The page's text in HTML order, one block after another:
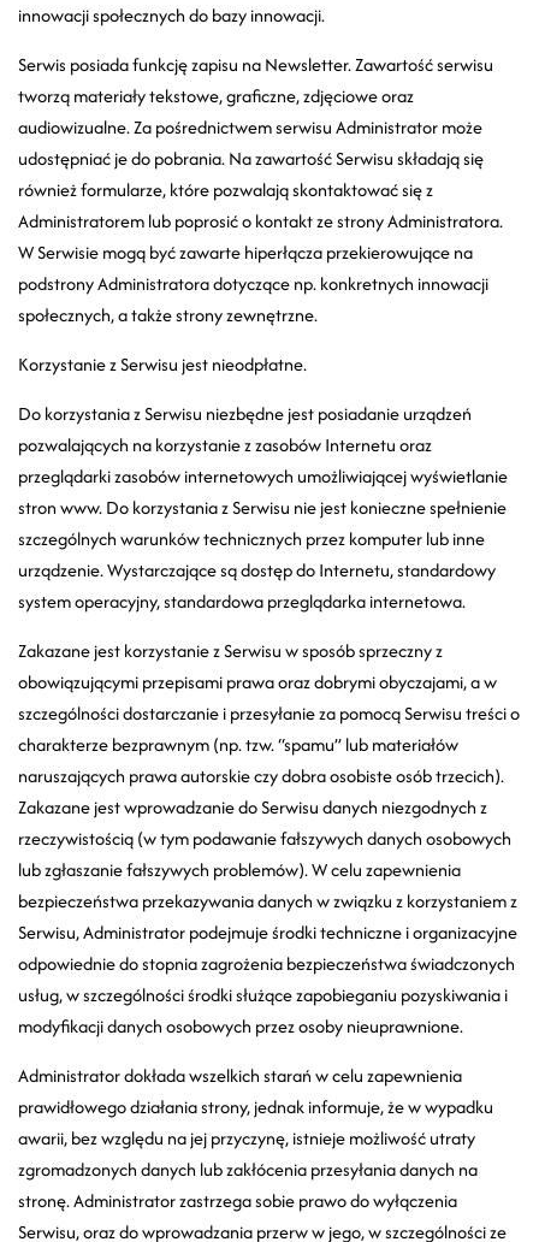
innowacji społecznych do bazy innowacji.
Serwis posiada funkcję zapisu na Newsletter. Zawartość serwisu
tworzą materiały tekstowe, graficzne, zdjęciowe oraz
audiowizualne. Za pośrednictwem serwisu Administrator może
udostępniać je do pobrania. Na zawartość Serwisu składają się
również formularze, które pozwalają skontaktować się z
Administratorem lub poprosić o kontakt ze strony Administratora.
W Serwisie mogą być zawarte hiperłącza przekierowujące na
podstrony Administratora dotyczące np. konkretnych innowacji
społecznych, a także strony zewnętrzne.
Korzystanie z Serwisu jest nieodpłatne.
Do korzystania z Serwisu niezbędne jest posiadanie urządzeń
pozwalających na korzystanie z zasobów Internetu oraz
przeglądarki zasobów internetowych umożliwiającej wyświetlanie
stron www. Do korzystania z Serwisu nie jest konieczne spełnienie
szczególnych warunków technicznych przez komputer lub inne
urządzenie. Wystarczające są dostęp do Internetu, standardowy
system operacyjny, standardowa przeglądarka internetowa.
Zakazane jest korzystanie z Serwisu w sposób sprzeczny z
obowiązującymi przepisami prawa oraz dobrymi obyczajami, a w
szczególności dostarczanie i przesyłanie za pomocą Serwisu treści o
charakterze bezprawnym (np. tzw. “spamu” lub materiałów
naruszających prawa autorskie czy dobra osobiste osób trzecich).
Zakazane jest wprowadzanie do Serwisu danych niezgodnych z
rzeczywistością (w tym podawanie fałszywych danych osobowych
lub zgłaszanie fałszywych problemów). W celu zapewnienia
bezpieczeństwa przekazywania danych w związku z korzystaniem z
Serwisu, Administrator podejmuje środki techniczne i organizacyjne
odpowiednie do stopnia zagrożenia bezpieczeństwa świadczonych
usług, w szczególności środki służące zapobieganiu pozyskiwania i
modyfikacji danych osobowych przez osoby nieuprawnione.
Administrator dokłada wszelkich starań w celu zapewnienia
prawidłowego działania strony, jednak informuje, że w wypadku
awarii, bez względu na jej przyczynę, istnieje możliwość utraty
zgromadzonych danych lub zakłócenia przesyłania danych na
stronę. Administrator zastrzega sobie prawo do wyłączenia
Serwisu, oraz do wprowadzania przerw w jego, w szczególności ze